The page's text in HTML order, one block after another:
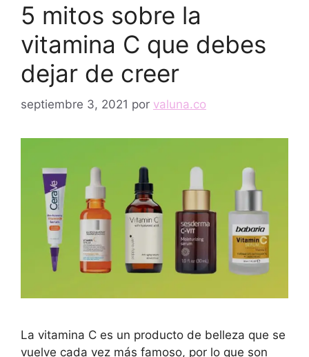
5 mitos sobre la
vitamina C que debes
dejar de creer
septiembre 3, 2021 por valuna.co
La vitamina C es un producto de belleza que se
vuelve cada vez más famoso, por lo que son